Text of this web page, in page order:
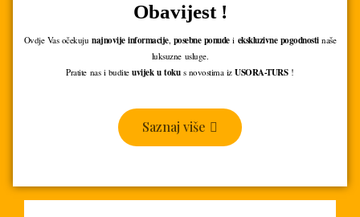
Obavijest !
Ovdje Vas očekujunajnovije informacije, posebne ponudei ekskluzivne pogodnostinaše
luksuzne usluge.
Pratite nas i buditeuvijek u tokus novostima izUSORA-TURS !
Saznaj više